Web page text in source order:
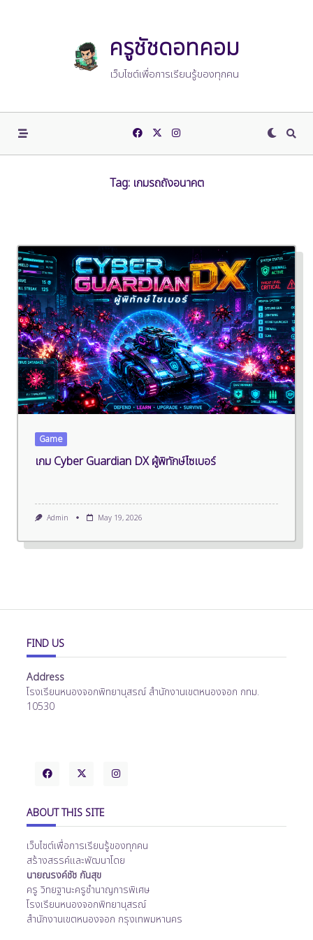
ครูชัชดอทคอม
เว็บไซต์เพื่อการเรียนรู้ของทุกคน
Tag: เกมรถถังอนาคต
Game
เกม Cyber Guardian DX ผู้พิทักษ์ไซเบอร์
Admin May 19, 2026
FIND US
Address
โรงเรียนหนองจอกพิทยานุสรณ์ สำนักงานเขตหนองจอก กทม.
10530
ABOUT THIS SITE
เว็บไซต์เพื่อการเรียนรู้ของทุกคน
สร้างสรรค์และพัฒนาโดย
นายณรงค์ชัช กันสุข
ครู วิทยฐานะครูชำนาญการพิเศษ
โรงเรียนหนองจอกพิทยานุสรณ์
สำนักงานเขตหนองจอก กรุงเทพมหานคร